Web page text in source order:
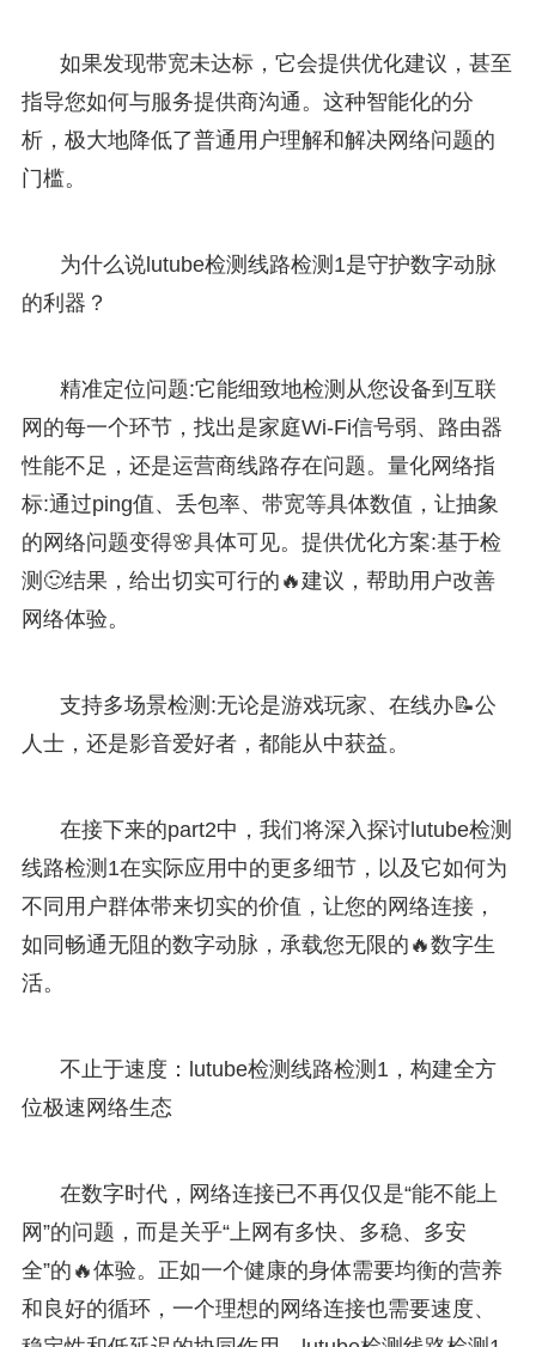
如果发现带宽未达标，它会提供优化建议，甚至
指导您如何与服务提供商沟通。这种智能化的分
析，极大地降低了普通用户理解和解决网络问题的
门槛。
为什么说lutube检测线路检测1是守护数字动脉
的利器？
精准定位问题:它能细致地检测从您设备到互联
网的每一个环节，找出是家庭Wi-Fi信号弱、路由器
性能不足，还是运营商线路存在问题。量化网络指
标:通过ping值、丢包率、带宽等具体数值，让抽象
的网络问题变得🌸具体可见。提供优化方案:基于检
测🙂结果，给出切实可行的🔥建议，帮助用户改善
网络体验。
支持多场景检测:无论是游戏玩家、在线办📝公
人士，还是影音爱好者，都能从中获益。
在接下来的part2中，我们将深入探讨lutube检测
线路检测1在实际应用中的更多细节，以及它如何为
不同用户群体带来切实的价值，让您的网络连接，
如同畅通无阻的数字动脉，承载您无限的🔥数字生
活。
不止于速度：lutube检测线路检测1，构建全方
位极速网络生态
在数字时代，网络连接已不再仅仅是“能不能上
网”的问题，而是关乎“上网有多快、多稳、多安
全”的🔥体验。正如一个健康的身体需要均衡的营养
和良好的循环，一个理想的网络连接也需要速度、